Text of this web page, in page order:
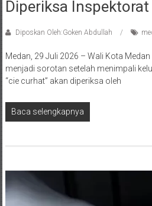
Diperiksa Inspektorat
Diposkan Oleh:Goken Abdullah
Medan, 29 Juli 2026 – Wali Kota
menjadi sorotan setelah menimpali
“cie curhat” akan diperiksa oleh
Baca selengkapnya